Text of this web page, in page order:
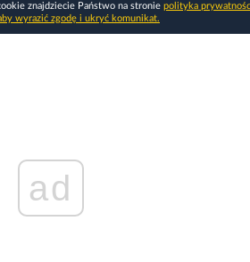
znajdziecie Państwo na stronie polityka
wyrazić zgodę i ukryć komunikat.
ad